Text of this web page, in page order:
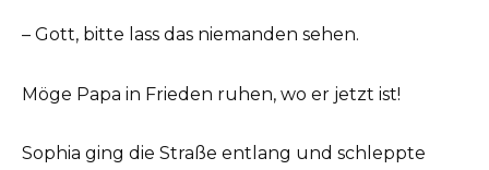
– Gott, bitte lass das niemanden sehen.
Möge Papa in Frieden ruhen, wo er jetzt ist!
Sophia ging die Straße entlang und schleppte